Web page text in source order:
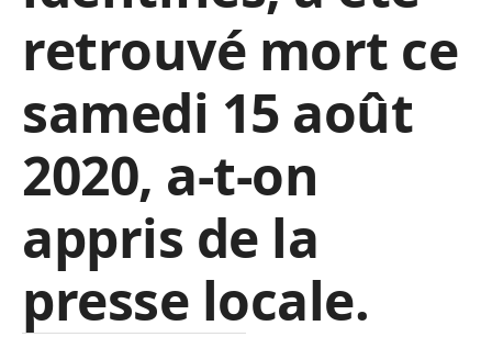
retrouvé mort ce
samedi 15 août
2020, a-t-on
appris de la
presse locale.